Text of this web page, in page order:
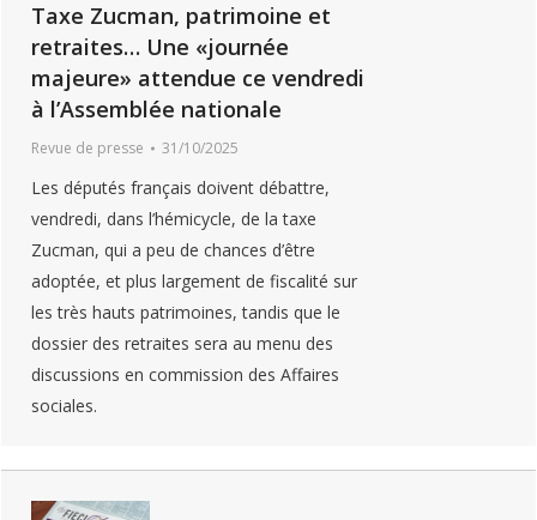
Taxe Zucman, patrimoine et
retraites… Une «journée
majeure» attendue ce vendredi
à l’Assemblée nationale
Revue de presse 31/10/2025
Les députés français doivent débattre,
vendredi, dans l’hémicycle, de la taxe
Zucman, qui a peu de chances d’être
adoptée, et plus largement de fiscalité sur
les très hauts patrimoines, tandis que le
dossier des retraites sera au menu des
discussions en commission des Affaires
sociales.